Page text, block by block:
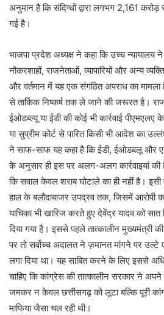
अनुमान है कि संदिग्धों द्वारा लगभग 2,161
गई है।
भाजपा प्रदेश अध्यक्ष ने कहा कि उच्च
नौकरशाहों, राजनेताओं, व्यापारियों और अन्य
और वर्तमान में यह एक संगठित अपराध का
से तार्किक निष्कर्ष तक ले जाने की जरूरत है।
ईओडब्ल्यू या ईडी की कोई भी कार्रवाई
या सुप्रीम कोर्ट से पारित किसी भी आदेश का
ने साफ-साफ यह कहा है कि ईडी, ईओडबलू और
के अनुसार ही इस पर अलग-अलग कार्रवाइयां की
कि सवाल केवल शराब घोटाले का ही नहीं है।
हाल के बलौदाबाजर उपद्रव तक, जिसमें आरोपी
याचिका भी खारिज करते हुए देवेंद्र यादव को
दिया गया है। इससे पहले तात्कालीन मुख्यमंत्री
पर तो सर्वोच्च अदालत ने ज़मानत मांगने पर उल्टे
लगा दिया था। यह साबित करने के लिए इससे
चाहिए कि कांग्रेस की तात्कालीन सरकार ने
जमकर न केवल छत्तीसगढ़ को लूटा बल्कि पूरी
माफिया जैसा चल रही थी।